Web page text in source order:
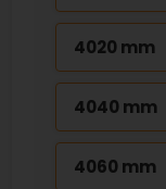
4020 mm
4040 mm
4060 mm